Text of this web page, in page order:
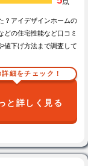
？アイデザインホームの
どの住宅性能など口コミ
値下げ方法まで調査して
細をチェック！
と詳しく見る